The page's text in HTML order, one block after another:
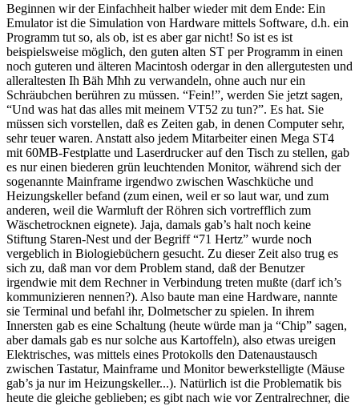
Beginnen wir der Einfachheit halber wieder mit dem Ende: Ein
Emulator ist die Simulation von Hardware mittels Software, d.h. ein
Programm tut so, als ob, ist es aber gar nicht! So ist es ist
beispielsweise möglich, den guten alten ST per Programm in einen
noch guteren und älteren Macintosh odergar in den allergutesten und
alleraltesten Ih Bäh Mhh zu verwandeln, ohne auch nur ein
Schräubchen berühren zu müssen. “Fein!”, werden Sie jetzt sagen,
“Und was hat das alles mit meinem VT52 zu tun?”. Es hat. Sie
müssen sich vorstellen, daß es Zeiten gab, in denen Computer sehr,
sehr teuer waren. Anstatt also jedem Mitarbeiter einen Mega ST4
mit 60MB-Festplatte und Laserdrucker auf den Tisch zu stellen, gab
es nur einen biederen grün leuchtenden Monitor, während sich der
sogenannte Mainframe irgendwo zwischen Waschküche und
Heizungskeller befand (zum einen, weil er so laut war, und zum
anderen, weil die Warmluft der Röhren sich vortrefflich zum
Wäschetrocknen eignete). Jaja, damals gab’s halt noch keine
Stiftung Staren-Nest und der Begriff “71 Hertz” wurde noch
vergeblich in Biologiebüchern gesucht. Zu dieser Zeit also trug es
sich zu, daß man vor dem Problem stand, daß der Benutzer
irgendwie mit dem Rechner in Verbindung treten mußte (darf ich’s
kommunizieren nennen?). Also baute man eine Hardware, nannte
sie Terminal und befahl ihr, Dolmetscher zu spielen. In ihrem
Innersten gab es eine Schaltung (heute würde man ja “Chip” sagen,
aber damals gab es nur solche aus Kartoffeln), also etwas ureigen
Elektrisches, was mittels eines Protokolls den Datenaustausch
zwischen Tastatur, Mainframe und Monitor bewerkstelligte (Mäuse
gab’s ja nur im Heizungskeller...). Natürlich ist die Problematik bis
heute die gleiche geblieben; es gibt nach wie vor Zentralrechner, die